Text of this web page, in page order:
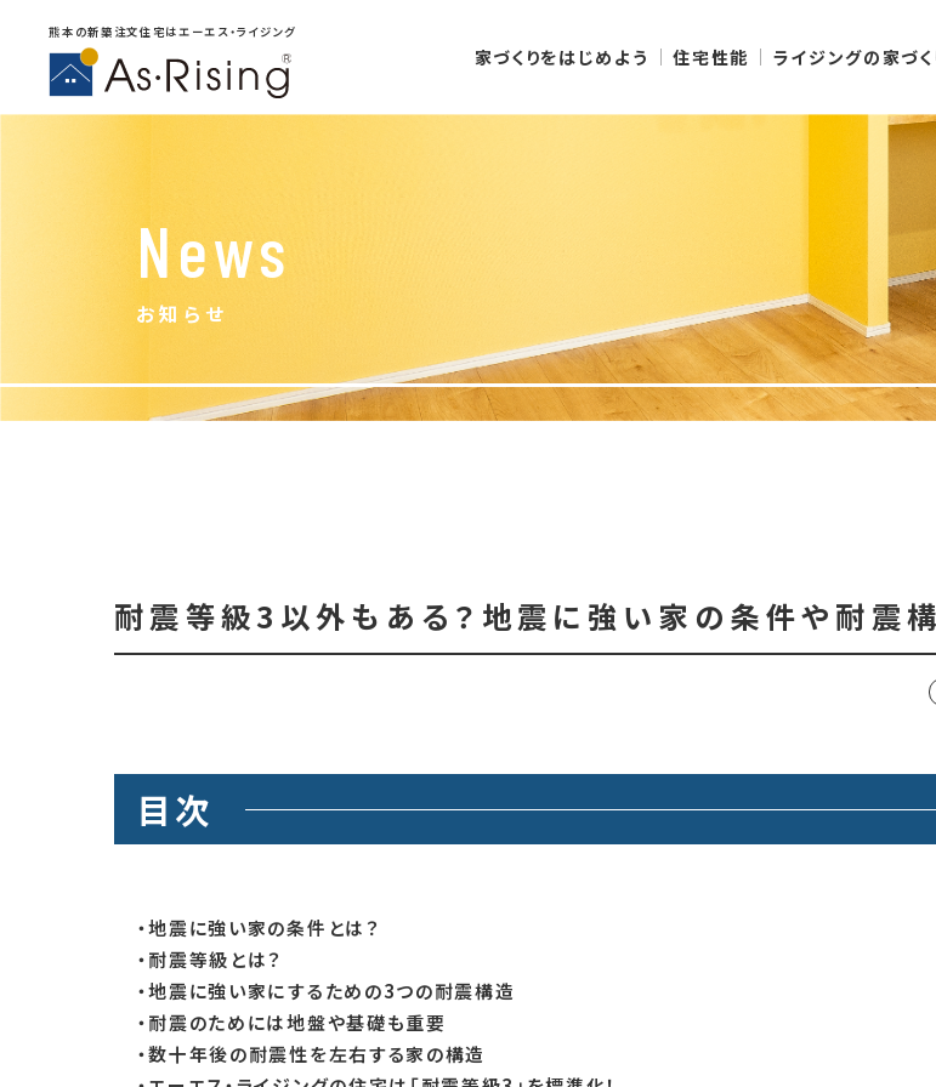
熊本の新築注文住宅はエーエス・ライジング
家づくりをはじめよう 住宅性能 ライジングの家づく
News
お知らせ
耐震等級3以外もある？地震に強い家の条件や耐震
目次
・地震に強い家の条件とは？
・耐震等級とは？
・地震に強い家にするための3つの耐震構造
・耐震のためには地盤や基礎も重要
・数十年後の耐震性を左右する家の構造